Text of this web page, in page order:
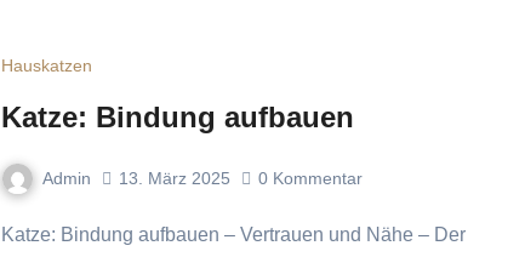
Hauskatzen
Katze: Bindung aufbauen
Admin 13. März 2025 0 Kommentar
Katze: Bindung aufbauen – Vertrauen und Nähe – Der